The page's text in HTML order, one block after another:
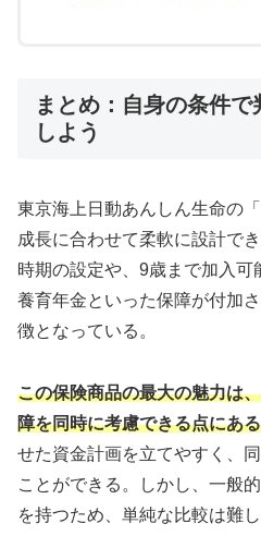
まとめ：自身の条件
しよう
東京海上日動あんしん生命の
成長に合わせて柔軟に設計で
時期の設定や、9歳まで加入
養育年金といった保障が付加
徴となっている。
この保険商品の最大の魅力は
障を同時に考慮できる点にあ
せた資金計画を立てやすく、
ことができる。しかし、一般
を持つため、単純な比較は難